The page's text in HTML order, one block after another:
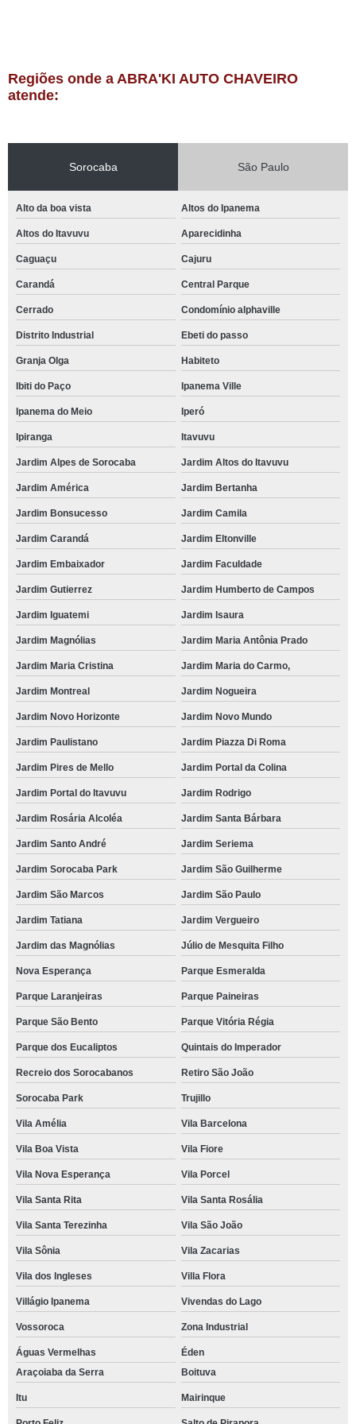
Regiões onde a ABRA'KI AUTO CHAVEIRO
atende:
Sorocaba São Paulo
Alto da boa vista Altos do Ipanema
Altos do Itavuvu Aparecidinha
Caguaçu Cajuru
Carandá Central Parque
Cerrado Condomínio alphaville
Distrito Industrial Ebeti do passo
Granja Olga Habiteto
Ibiti do Paço Ipanema Ville
Ipanema do Meio Iperó
Ipiranga Itavuvu
Jardim Alpes de Sorocaba Jardim Altos do Itavuvu
Jardim América Jardim Bertanha
Jardim Bonsucesso Jardim Camila
Jardim Carandá Jardim Eltonville
Jardim Embaixador Jardim Faculdade
Jardim Gutierrez Jardim Humberto de Campos
Jardim Iguatemi Jardim Isaura
Jardim Magnólias Jardim Maria Antônia Prado
Jardim Maria Cristina Jardim Maria do Carmo,
Jardim Montreal Jardim Nogueira
Jardim Novo Horizonte Jardim Novo Mundo
Jardim Paulistano Jardim Piazza Di Roma
Jardim Pires de Mello Jardim Portal da Colina
Jardim Portal do Itavuvu Jardim Rodrigo
Jardim Rosária Alcoléa Jardim Santa Bárbara
Jardim Santo André Jardim Seriema
Jardim Sorocaba Park Jardim São Guilherme
Jardim São Marcos Jardim São Paulo
Jardim Tatiana Jardim Vergueiro
Jardim das Magnólias Júlio de Mesquita Filho
Nova Esperança Parque Esmeralda
Parque Laranjeiras Parque Paineiras
Parque São Bento Parque Vitória Régia
Parque dos Eucaliptos Quintais do Imperador
Recreio dos Sorocabanos Retiro São João
Sorocaba Park Trujillo
Vila Amélia Vila Barcelona
Vila Boa Vista Vila Fiore
Vila Nova Esperança Vila Porcel
Vila Santa Rita Vila Santa Rosália
Vila Santa Terezinha Vila São João
Vila Sônia Vila Zacarias
Vila dos Ingleses Villa Flora
Villágio Ipanema Vivendas do Lago
Vossoroca Zona Industrial
Águas Vermelhas
Éden
Araçoiaba da Serra
Boituva
Itu Mairinque